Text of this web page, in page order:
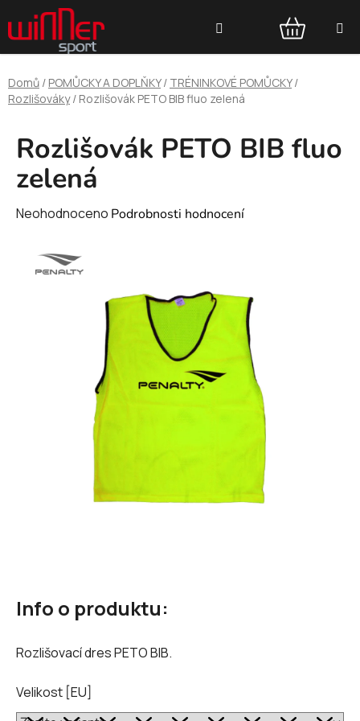
na
obsah
NÁKUPNÍ
Domů / POMŮCKY A DOPLŇKY / TRÉNINKOVÉ POMŮCKY /
Rozlišováky / Rozlišovák PETO BIB fluo zelená
Info o produktu:
Rozlišovací dres PETO BIB.
Velikost [EU]
Rozlišovák PETO BIB fluo
zelená
Průměrné
produktu
Neohodnoceno Podrobnosti hodnocení